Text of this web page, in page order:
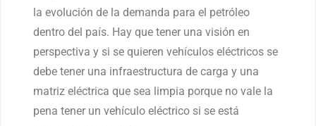
la evolución de la demanda para el petróleo
dentro del país. Hay que tener una visión en
perspectiva y si se quieren vehículos eléctricos se
debe tener una infraestructura de carga y una
matriz eléctrica que sea limpia porque no vale la
pena tener un vehículo eléctrico si se está